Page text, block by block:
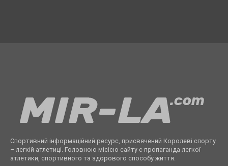
Спортивний інформаційний ресурс, присвячений Королеві спорту
– легкій атлетиці. Головною місією сайту є пропаганда легкої
атлетики, спортивного та здорового способу життя.